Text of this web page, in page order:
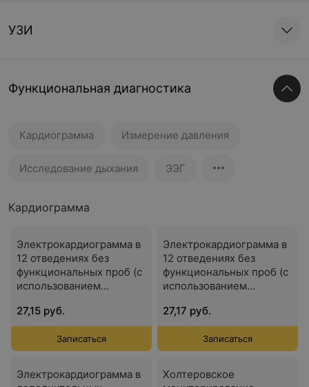
УЗИ
Функциональная диагностика
Кардиограмма Измерение давления
Исследование дыхания ЭЭГ
Кардиограмма
Электрокардиограмма в
12 отведениях без
функциональных проб (с
использованием
электродов)
27,15 руб.
Записаться
Электрокардиограмма в
12 отведениях без
функциональных проб (с
использованием
электродов) (для выезда
врача на дом)
27,17 руб.
Записаться
Электрокардиограмма в
Холтеровское